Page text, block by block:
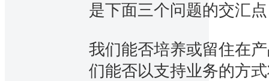
是下面三个问题的交汇
我们能否培养或留住在
们能否以支持业务的方